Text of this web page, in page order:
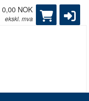
0,00 NOK
ekskl. mva